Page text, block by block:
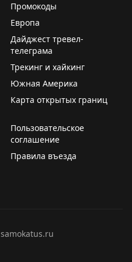
Промокоды
Европа
Дайджест тревел-
телеграма
Трекинг и хайкинг
Южная Америка
Карта открытых границ
Пользовательское
соглашение
Правила въезда
samokatus.ru